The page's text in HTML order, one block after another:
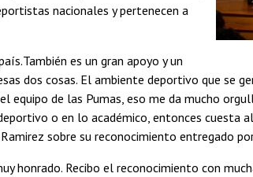
nacionales y pertenecen a
es un gran apoyo y un
dos cosas. El ambiente deportivo que se
equipo de las Pumas, eso me da mucho
o en lo académico, entonces cuesta
sobre su reconocimiento entregado
honrado. Recibo el reconocimiento con